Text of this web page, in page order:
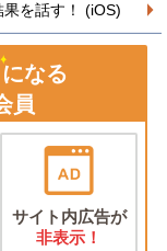
を話す！ (iOS)
になる
員
サイト内広告が
非表示！